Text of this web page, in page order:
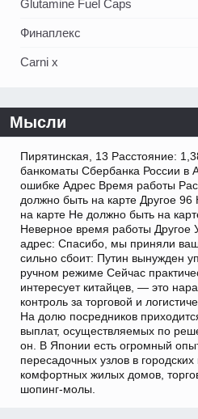
Glutamine Fuel Caps
Финаплекс
Carni x
Мысли
Пирятинская, 13 Расстояние:
банкоматы Сбербанка России в
ошибке Адрес Время работы
должно быть на карте Другое
на карте Не должно быть на
Неверное время работы Другое
адрес: Спасибо, мы приняли
сильно сбоит: Путин вынужден
ручном режиме Сейчас
интересует китайцев, — это
контроль за торговой и
На долю посредников
выплат, осуществляемых по
он. В Японии есть огромный
пересадочных узлов в городских
комфортных жилых домов,
шопинг-молы.